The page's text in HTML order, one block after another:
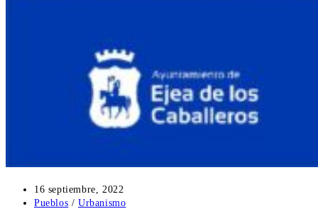
Publicación
de
16 septiembre, 2022
Categoría
Pueblos / Urbanismo